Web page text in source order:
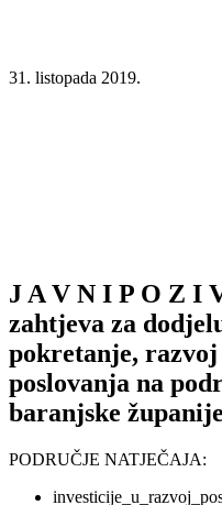
31. listopada 2019.
J A V N I P O Z I
zahtjeva za
pokretanje,
poslovanja na
baranjske
PODRUČJE NATJEČAJA: